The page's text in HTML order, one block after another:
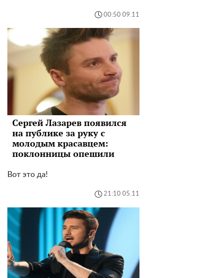
00:50 09.11
Сергей Лазарев появился
на публике за руку с
молодым красавцем:
поклонницы опешили
Вот это да!
21:10 05.11